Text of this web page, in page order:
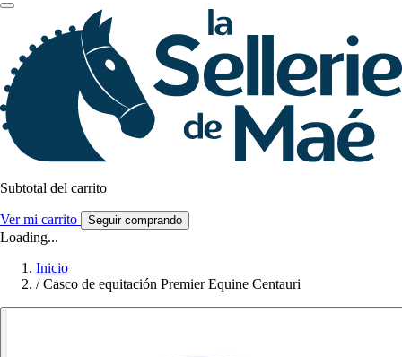
Subtotal del carrito
Ver mi carrito Seguir comprando
Loading...
Inicio
/ Casco de equitación Premier Equine Centauri